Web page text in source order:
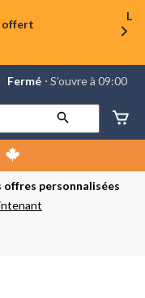
offert
La
Fermé ⋅ S’ouvre à 09:00
offres personnalisées